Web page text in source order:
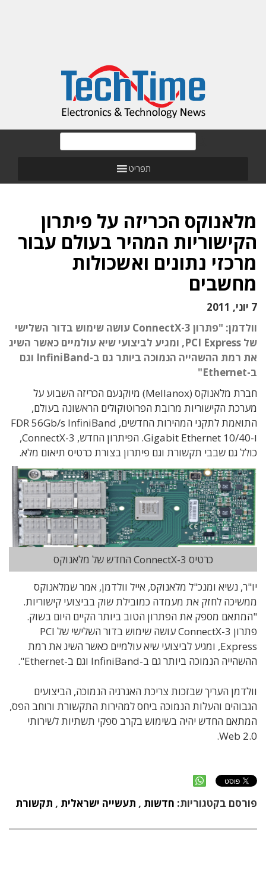
תפריט
מלאנוקס הכריזה על פיתרון
הקישוריות המהיר בעולם עבור
מרכזי נתונים ואשכולות
מחשבים
7 יוני, 2011
וולדמן: "פתרון ConnectX-3 עושה שימוש בדור השלישי
של PCI Express, ומגיע לביצועי שיא עולמיים כאשר השיג
את רמת ההשהייה הנמוכה ביותר גם ב-InfiniBand וגם
ב-Ethernet"
חברת מלאנוקס (Mellanox) מיוקנעם הכריזה השבוע על
מערכת הקישוריות מרובת הפרוטוקולים הראשונה בעולם,
התואמת לתקני המהירות החדשים, FDR 56Gb/s InfiniBand
ו-10/40 Gigabit Ethernet. הפיתרון החדש, ConnectX-3,
כולל גם שבבי תקשורת וגם פיתרון בצורת כרטיס תיאום מלא.
כרטיס ConnectX-3 החדש של מלאנוקס
יו"ר, נשיא ומנכ"ל מלאנוקס, אייל וולדמן, אמר שמלאנוקס
ממשיכה לחזק את מעמדה כמובילת שוק בביצועי קישוריות.
"המתאם מספק את הפתרון הטוב ביותר הקיים היום בשוק.
פתרון ConnectX-3 עושה שימוש בדור השלישי של PCI
Express, ומגיע לביצועי שיא עולמיים כאשר השיג את רמת
ההשהייה הנמוכה ביותר גם ב-InfiniBand וגם ב-Ethernet".
וולדמן העריך שבזכות צריכת האנרגיה הנמוכה, הביצועים
הגבוהים והעלות הנמוכה ביחס למהירות התקשורת ורוחב הפס,
המתאם החדש יהיה בשימוש בקרב ספקי תשתיות לשירותי
Web 2.0.
פורסם בקטגוריות: חדשות , תעשייה ישראלית , תקשורת